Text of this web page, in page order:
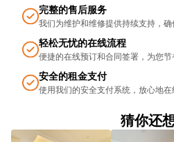
Colmore Row (Stop Sh1)
Morrisons Stop Ft
Lower Loveday St
SUBWAY
完整的售后服务
我们为维护和维修提供持续支持，确
轻松无忧的在线流程
便捷的在线预订和合同签署，为您节
安全的租金支付
使用我们的安全支付系统，放心地在
猜你还